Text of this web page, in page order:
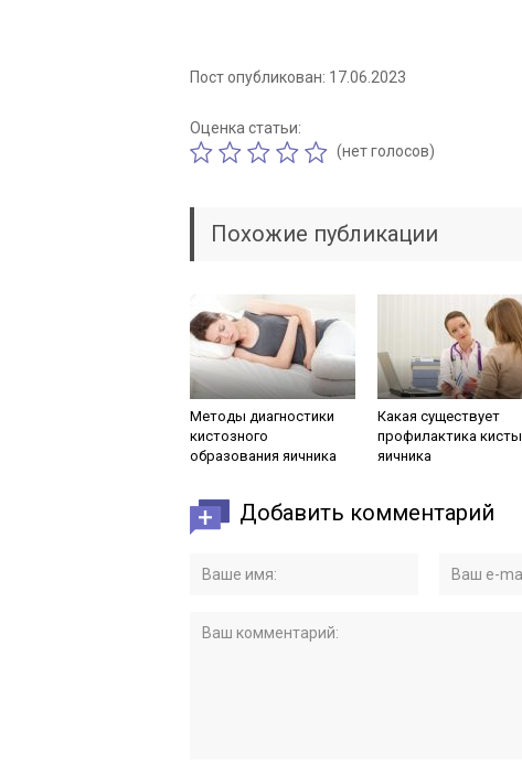
Пост опубликован: 17.06.2023
Оценка статьи:
(нет голосов)
Похожие публикации
Методы диагностики
кистозного
образования яичника
Какая существует
профилактика кисты
яичника
Добавить комментарий